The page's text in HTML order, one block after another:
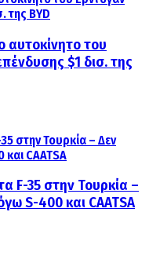
αυτοκίνητο του
$1 δισ. της
F-35 στην Τουρκία –
S-400 και CAATSA